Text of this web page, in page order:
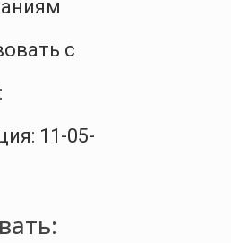
с
11-05-